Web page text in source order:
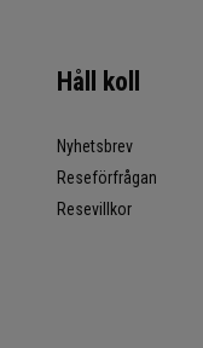
Håll koll
Nyhetsbrev
Reseförfrågan
Resevillkor